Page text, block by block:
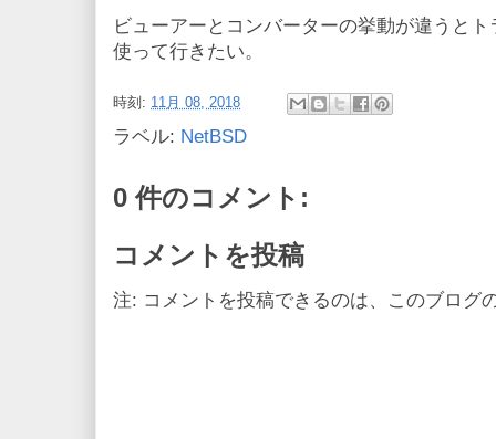
ビューアーとコンバーターの挙動が違うと
使って行きたい。
時刻: 11月 08, 2018
ラベル: NetBSD
0 件のコメント:
コメントを投稿
注: コメントを投稿できるのは、このブログ